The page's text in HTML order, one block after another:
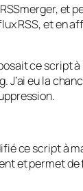
et
RSS, et en
ce script à
J’ai eu la
ce script à
et permet de